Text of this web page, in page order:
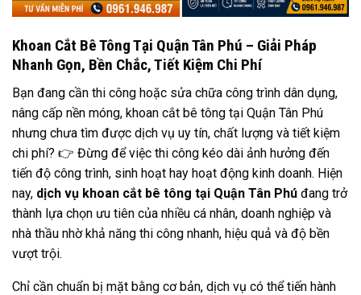
Khoan Cắt Bê Tông Tại Quận Tân Phú – Giải Pháp
Nhanh Gọn, Bền Chắc, Tiết Kiệm Chi Phí
Bạn đang cần thi công hoặc sửa chữa công trình dân dụng,
nâng cấp nền móng, khoan cắt bê tông tại Quận Tân Phú
nhưng chưa tìm được dịch vụ uy tín, chất lượng và tiết kiệm
chi phí? 👉 Đừng để việc thi công kéo dài ảnh hưởng đến
tiến độ công trình, sinh hoạt hay hoạt động kinh doanh. Hiện
nay, dịch vụ khoan cắt bê tông tại Quận Tân Phú đang trở
thành lựa chọn ưu tiên của nhiều cá nhân, doanh nghiệp và
nhà thầu nhờ khả năng thi công nhanh, hiệu quả và độ bền
vượt trội.
Chỉ cần chuẩn bị mặt bằng cơ bản, dịch vụ có thể tiến hành